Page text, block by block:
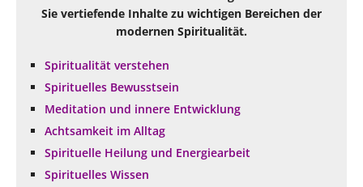
Sie vertiefende Inhalte zu wichtigen Bereichen der
modernen Spiritualität.
Spiritualität verstehen
Spirituelles Bewusstsein
Meditation und innere Entwicklung
Achtsamkeit im Alltag
Spirituelle Heilung und Energiearbeit
Spirituelles Wissen